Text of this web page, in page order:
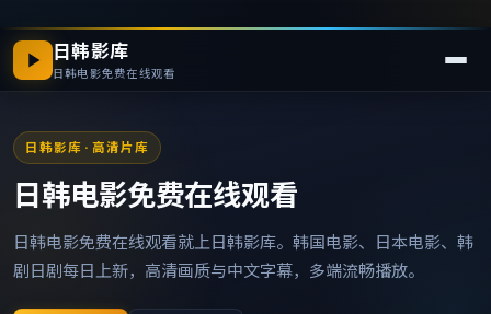
日韩影库
日韩电影免费在线观看
日韩影库 · 高清片库
日韩电影免费在线观看
日韩电影免费在线观看就上日韩影库。韩国电影、日本电影、韩
剧日剧每日上新，高清画质与中文字幕，多端流畅播放。